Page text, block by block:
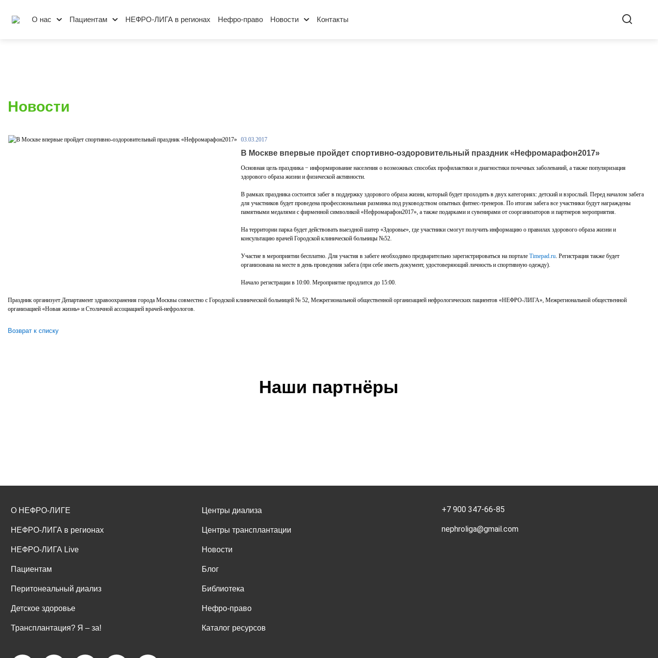
О нас Пациентам НЕФРО-ЛИГА в регионах Нефро-право Новости Контакты
Новости
03.03.2017
В Москве впервые пройдет спортивно-оздоровительный праздник «Нефромарафон2017»
Основная цель праздника − информирование населения о возможных способах профилактики и диагностики почечных заболеваний, а также популяризация
здорового образа жизни и физической активности.
В рамках праздника состоится забег в поддержку здорового образа жизни, который будет проходить в двух категориях: детский и взрослый. Перед началом забега
для участников будет проведена профессиональная разминка под руководством опытных фитнес-тренеров. По итогам забега все участники будут награждены
памятными медалями с фирменной символикой «Нефромарафон2017», а также подарками и сувенирами от соорганизаторов и партнеров мероприятия.
На территории парка будет действовать выездной шатер «Здоровье», где участники смогут получить информацию о правилах здорового образа жизни и
консультацию врачей Городской клинической больницы №52.
Участие в мероприятии бесплатно. Для участия в забеге необходимо предварительно зарегистрироваться на портале Timepad.ru . Регистрация также будет
организована на месте в день проведения забега (при себе иметь документ, удостоверяющий личность и спортивную одежду).
Начало регистрации в 10:00. Мероприятие продлится до 15:00.
Праздник организует Департамент здравоохранения города Москвы совместно с Городской клинической больницей № 52, Межрегиональной общественной организацией нефрологических пациентов «НЕФРО-ЛИГА», Межрегиональной общественной
организацией «Новая жизнь» и Столичной ассоциацией врачей-нефрологов.
Возврат к списку
Наши партнёры
О НЕФРО-ЛИГЕ
НЕФРО-ЛИГА в регионах
НЕФРО-ЛИГА Live
Пациентам
Перитонеальный диализ
Детское здоровье
Трансплантация? Я ‒ за!
Центры диализа
Центры трансплантации
Новости
Блог
Библиотека
Нефро-право
Каталог ресурсов
+7 900 347-66-85
nephroliga@gmail.com